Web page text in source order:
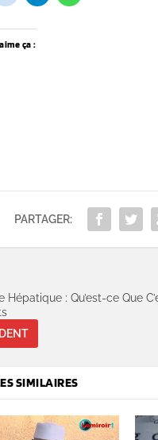
ça :
PARTAGER:
Hépatique : Qu’est-ce Que
SIMILAIRES